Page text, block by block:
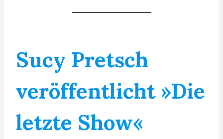
Sucy Pretsch
veröffentlicht »Die
letzte Show«